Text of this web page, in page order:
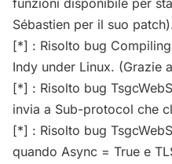
funzioni disponibile per
Sébastien per il suo
[*] : Risolto bug
Indy under Linux. (Grazie
[*] : Risolto bug
invia a Sub-protocol che
[*] : Risolto bug
quando Async = True e